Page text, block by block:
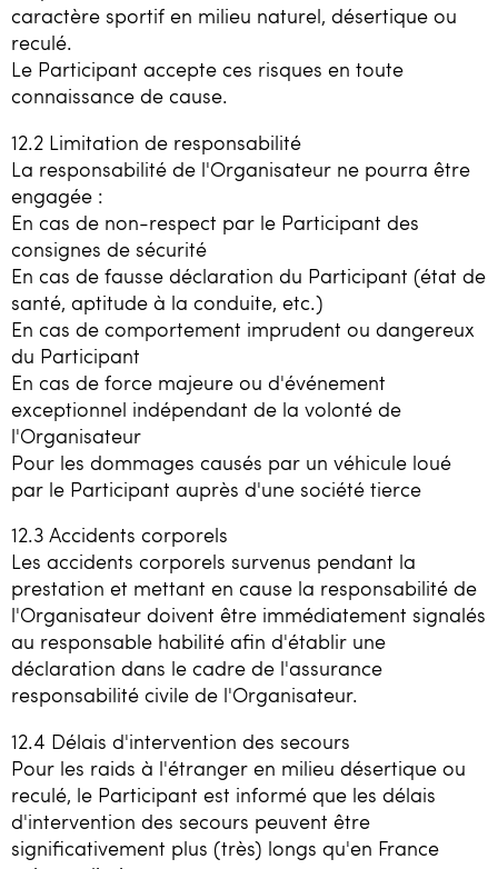
caractère sportif en milieu naturel, désertique ou
reculé.
Le Participant accepte ces risques en toute
connaissance de cause.
12.2 Limitation de responsabilité
La responsabilité de l'Organisateur ne pourra être
engagée :
En cas de non-respect par le Participant des
consignes de sécurité
En cas de fausse déclaration du Participant (état de
santé, aptitude à la conduite, etc.)
En cas de comportement imprudent ou dangereux
du Participant
En cas de force majeure ou d'événement
exceptionnel indépendant de la volonté de
l'Organisateur
Pour les dommages causés par un véhicule loué
par le Participant auprès d'une société tierce
12.3 Accidents corporels
Les accidents corporels survenus pendant la
prestation et mettant en cause la responsabilité de
l'Organisateur doivent être immédiatement signalés
au responsable habilité afin d'établir une
déclaration dans le cadre de l'assurance
responsabilité civile de l'Organisateur.
12.4 Délais d'intervention des secours
Pour les raids à l'étranger en milieu désertique ou
reculé, le Participant est informé que les délais
d'intervention des secours peuvent être
significativement plus (très) longs qu'en France